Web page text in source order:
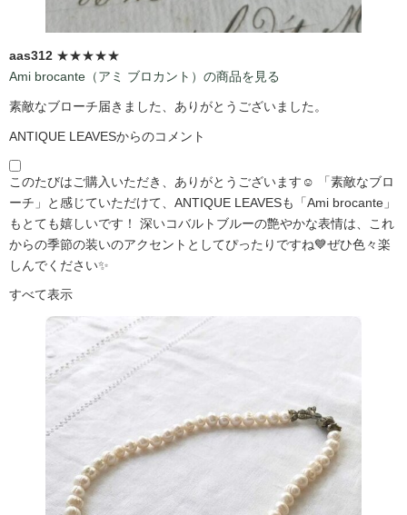
aas312 ★★★★★
Ami brocante（アミ ブロカント）の商品を見る
素敵なブローチ届きました、ありがとうございました。
ANTIQUE LEAVESからのコメント
このたびはご購入いただき、ありがとうございます☺️ 「素敵なブロ
ーチ」と感じていただけて、ANTIQUE LEAVESも「Ami brocante」
もとても嬉しいです！ 深いコバルトブルーの艶やかな表情は、これ
からの季節の装いのアクセントとしてぴったりですね💙ぜひ色々楽
しんでください✨
すべて表示